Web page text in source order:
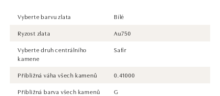
Vyberte barvu zlata
Bílé
Ryzost zlata
Au750
Vyberte druh centrálního
kamene
Safír
Přibližná váha všech kamenů
0.41000
Přibližná barva všech kamenů
G